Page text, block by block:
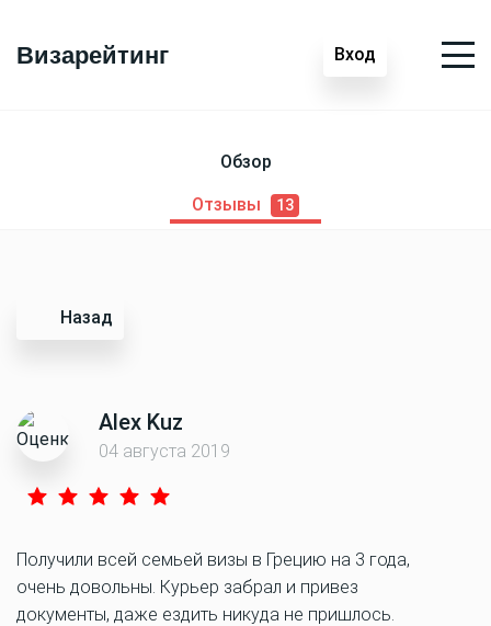
Визарейтинг Вход
Обзор
Отзывы 13
Назад
Alex Kuz
04 августа 2019
Получили всей семьей визы в Грецию на 3 года,
очень довольны. Курьер забрал и привез
документы, даже ездить никуда не пришлось.